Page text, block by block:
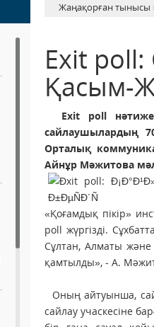
Жаңақорған тынысы
Еxit
Қасым-
Еxit poll
сайлаушылардың
Орталық
Айнұр Мәжитова
«Қоғамдық пікір»
poll жүргізді.
Сұлтан, Алматы
қамтылды», - А.
Оның айтуынша,
сайлау учаскесіне